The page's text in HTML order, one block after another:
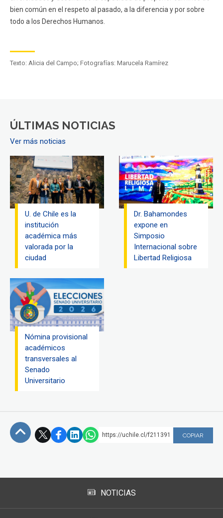
bien común en el respeto al pasado, a la diferencia y por sobre
todo a los Derechos Humanos.
Texto: Alicia del Campo; Fotografías: Marucela Ramírez
ÚLTIMAS NOTICIAS
Ver más noticias
U. de Chile es la
institución
académica más
valorada por la
ciudad
Dr. Bahamondes
expone en
Simposio
Internacional sobre
Libertad Religiosa
Nómina provisional
académicos
transversales al
Senado
Universitario
https://uchile.cl/f211391 COPIAR
NOTICIAS